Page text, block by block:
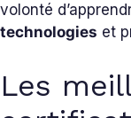
volonté
technologies et
Les